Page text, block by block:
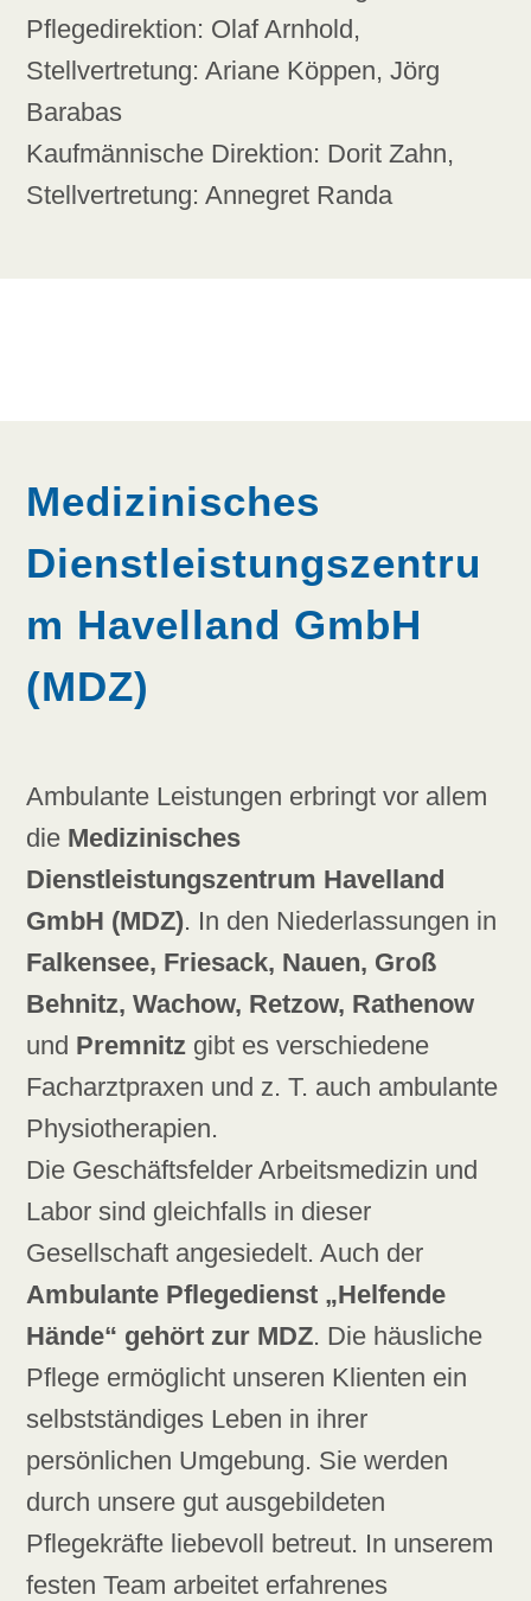
Pflegedirektion: Olaf Arnhold,
Stellvertretung: Ariane Köppen, Jörg
Barabas
Kaufmännische Direktion: Dorit Zahn,
Stellvertretung: Annegret Randa
Medizinisches
Dienstleistungszentru
m Havelland GmbH
(MDZ)
Ambulante Leistungen erbringt vor allem
die Medizinisches
Dienstleistungszentrum Havelland
GmbH (MDZ). In den Niederlassungen in
Falkensee, Friesack, Nauen, Groß
Behnitz, Wachow, Retzow, Rathenow
und Premnitz gibt es verschiedene
Facharztpraxen und z. T. auch ambulante
Physiotherapien.
Die Geschäftsfelder Arbeitsmedizin und
Labor sind gleichfalls in dieser
Gesellschaft angesiedelt. Auch der
Ambulante Pflegedienst „Helfende
Hände“ gehört zur MDZ. Die häusliche
Pflege ermöglicht unseren Klienten ein
selbstständiges Leben in ihrer
persönlichen Umgebung. Sie werden
durch unsere gut ausgebildeten
Pflegekräfte liebevoll betreut. In unserem
festen Team arbeitet erfahrenes